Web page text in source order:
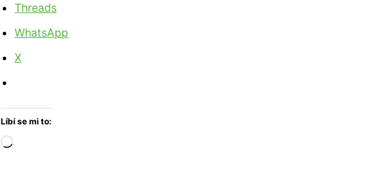
Threads
WhatsApp
X
Líbí se mi to:
Načítání…